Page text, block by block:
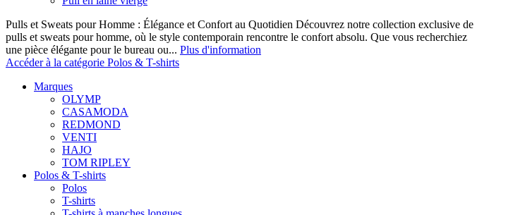
Pulls et Sweats pour Homme : Élégance et Confort au Quotidien Découvrez notre collection exclusive de
pulls et sweats pour homme, où le style contemporain rencontre le confort absolu. Que vous recherchiez
une pièce élégante pour le bureau ou... Plus d'information
Accéder à la catégorie Polos & T-shirts
Marques
OLYMP
CASAMODA
REDMOND
VENTI
HAJO
TOM RIPLEY
Polos & T-shirts
Polos
T-shirts